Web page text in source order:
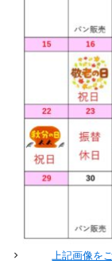
上記画像を